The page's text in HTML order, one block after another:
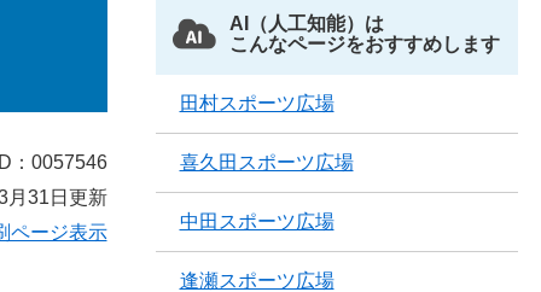
：0057546
月31日更新
ページ表示
AI（人工知能）は
こんなページをおすすめします
田村スポーツ広場
喜久田スポーツ広場
中田スポーツ広場
逢瀬スポーツ広場